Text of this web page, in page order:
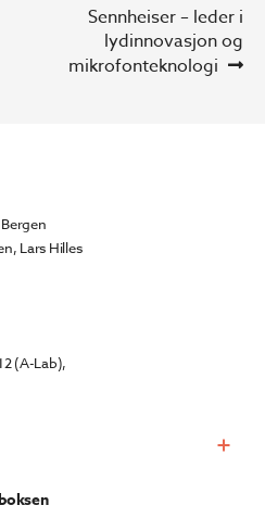
Neste
innlegg:
Sennheiser – leder i
lydinnovasjon og
mikrofonteknologi
Lars Hilles
(A-Lab),